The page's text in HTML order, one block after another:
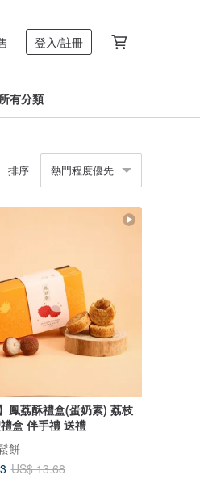
登入/註冊
所有分類
排序 熱門程度優先
鳳荔酥禮盒(蛋奶素) 荔枝
盒 伴手禮 送禮
餅
US$ 13.68